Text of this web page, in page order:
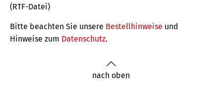
(RTF-Datei)
Bitte beachten Sie unsere Bestellhinweise und
Hinweise zum Datenschutz.
nach oben